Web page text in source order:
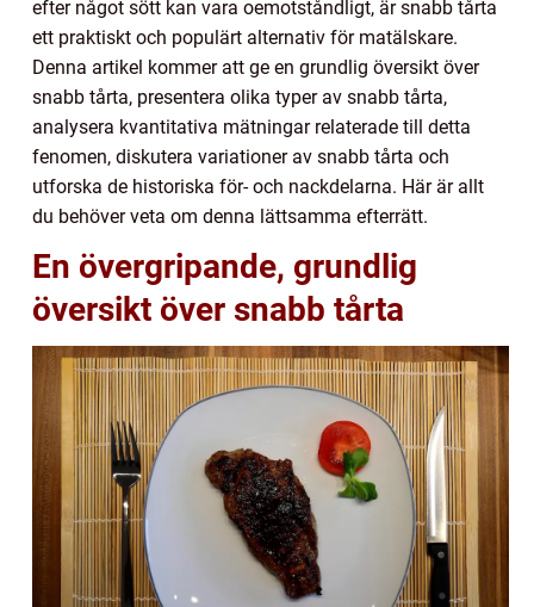
efter något sött kan vara oemotståndligt, är snabb tårta
ett praktiskt och populärt alternativ för matälskare.
Denna artikel kommer att ge en grundlig översikt över
snabb tårta, presentera olika typer av snabb tårta,
analysera kvantitativa mätningar relaterade till detta
fenomen, diskutera variationer av snabb tårta och
utforska de historiska för- och nackdelarna. Här är allt
du behöver veta om denna lättsamma efterrätt.
En övergripande, grundlig
översikt över snabb tårta